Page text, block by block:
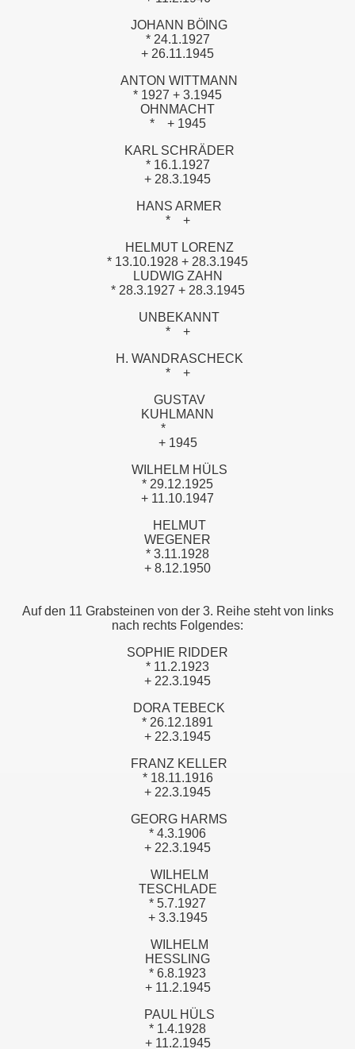
JOHANN BÖING
* 24.1.1927
+ 26.11.1945
ANTON WITTMANN
* 1927 + 3.1945
OHNMACHT
*
+ 1945
KARL SCHRÄDER
* 16.1.1927
+ 28.3.1945
HANS ARMER
*
+
HELMUT LORENZ
* 13.10.1928 + 28.3.1945
LUDWIG ZAHN
* 28.3.1927 + 28.3.1945
UNBEKANNT
*
+
H. WANDRASCHECK
*
+
GUSTAV
KUHLMANN
*
+ 1945
WILHELM HÜLS
* 29.12.1925
+ 11.10.1947
HELMUT
WEGENER
* 3.11.1928
+ 8.12.1950
Auf den 11 Grabsteinen von der 3. Reihe steht von links
nach rechts Folgendes:
SOPHIE RIDDER
* 11.2.1923
+ 22.3.1945
DORA TEBECK
* 26.12.1891
+ 22.3.1945
FRANZ KELLER
* 18.11.1916
+ 22.3.1945
GEORG HARMS
* 4.3.1906
+ 22.3.1945
WILHELM
TESCHLADE
* 5.7.1927
+ 3.3.1945
WILHELM
HESSLING
* 6.8.1923
+ 11.2.1945
PAUL HÜLS
* 1.4.1928
+ 11.2.1945